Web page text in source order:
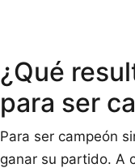
¿Qué
para ser
Para ser campeón
ganar su partido. A